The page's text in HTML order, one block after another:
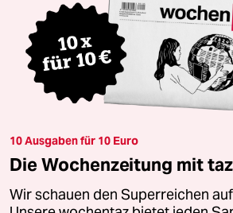
10 Ausgaben für 10 Euro
Die Wochenzeitung mit
Wir schauen den Superreichen